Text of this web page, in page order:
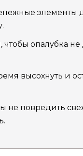
элементы
чтобы опалубка
высохнуть и
не повредить